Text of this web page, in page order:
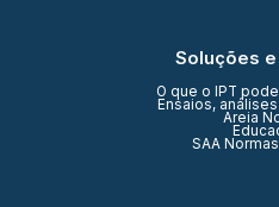
Soluções
O que o IPT
Ensaios,
Areia
SAA